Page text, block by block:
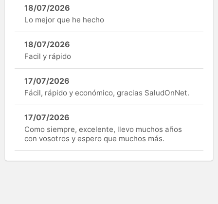
18/07/2026
Lo mejor que he hecho
18/07/2026
Facil y rápido
17/07/2026
Fácil, rápido y económico, gracias SaludOnNet.
17/07/2026
Como siempre, excelente, llevo muchos años
con vosotros y espero que muchos más.